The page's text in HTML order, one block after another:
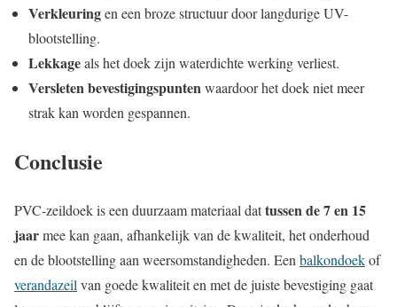
Verkleuringen een broze structuur door langdurige UV-
blootstelling.
Lekkageals het doek zijn waterdichte werking verliest.
Versleten bevestigingspuntenwaardoor het doek niet meer
strak kan worden gespannen.
Conclusie
PVC-zeildoek is een duurzaam materiaal dattussen de 7 en 15
jaarmee kan gaan, afhankelijk van de kwaliteit, het onderhoud
en de blootstelling aan weersomstandigheden. Een balkondoekof
verandazeil van goede kwaliteit en met de juiste bevestiging gaat